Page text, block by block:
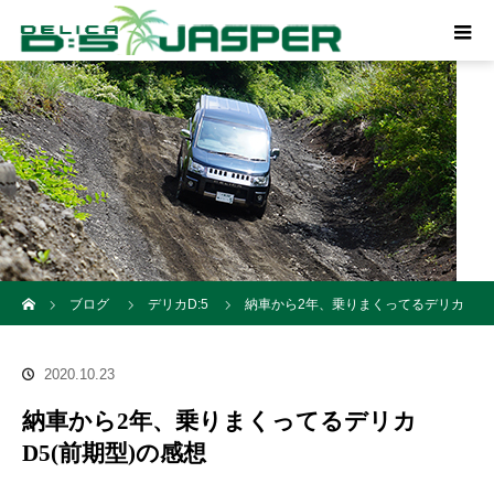
ブログ
デリカD:5 納車から2年、乗りまくってるデリカ
2020.10.23
納車から2年、乗りまくってるデリカ
D5(前期型)の感想